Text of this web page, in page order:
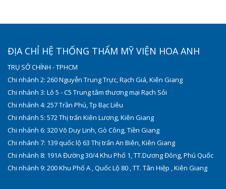
ĐỊA CHỈ HỆ THỐNG THẨM MỸ VIỆN HOA ANH
TRỤ SỞ CHÍNH - TPHCM
Chi nhánh 2: 260 Nguyễn Trung Trực, Rạch Giá, Kiên Giang
Chi nhánh 3: Lô 5 - C5 Trung tâm thương mại Rạch Sỏi
Chi nhánh 4: 257 Trần Phú, Tp Bạc Liêu
Chi nhánh 5: 572 Thị trấn Kiên Lương, Kiên Giang
Chi nhánh 6: 320 Võ Duy Linh, Gò Công, Tiền Giang
Chi nhánh 7: 139 quốc lộ 63 Thị trấn An Biên, Kiên Giang
Chi nhánh 8: 191A Đường 30/4 Khu Phố 1, TT.Dương Đông, Phú Quốc
Chi nhánh 9: 200 Khu Phố A , Quốc Lộ 80 , TT. Tân Hiệp , Kiên Giang